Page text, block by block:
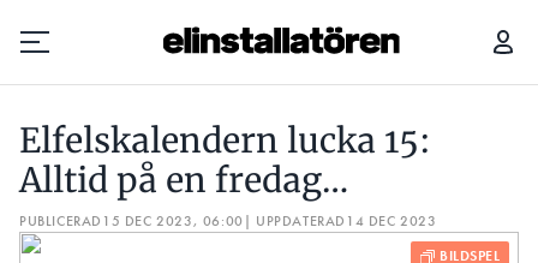
Prenumerera
Hantera prenumeration
Elfelskalendern lucka 15:
Alltid på en fredag…
PUBLICERAD 15 DEC 2023, 06:00 | UPPDATERAD 14 DEC 2023
HÄR ÄR 2023 ÅRS MEST UPPMÄRKSAMMADE ELFEL